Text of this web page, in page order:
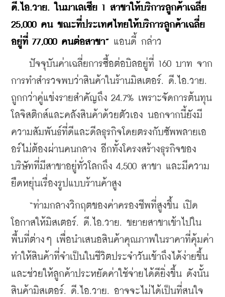
ดี.ไอ.วาย. ในมาเลเซีย 1 สาขาให้บริการลูกค้าเฉลี่ย
25,000 คน ขณะที่ประเทศไทยให้บริการลูกค้าเฉลี่ย
อยู่ที่ 77,000 คนต่อสาขา” แอนดี้ กล่าว
ปัจจุบันค่าเฉลี่ยการซื้อต่อบิลอยู่ที่ 160 บาท จาก
การทำสำรวจพบว่าสินค้าในร้านมิสเตอร์. ดี.ไอ.วาย.
ถูกกว่าคู่แข่งรายสำคัญถึง 24.7% เพราะจัดการต้นทุน
โลจิสติกส์และคลังสินค้าด้วยตัวเอง นอกจากนี้ยังมี
ความสัมพันธ์ที่ดีและดีลธุรกิจโดยตรงกับซัพพลายเอ
อร์ไม่ต้องผ่านคนกลาง อีกทั้งโครงสร้างธุรกิจของ
บริษัทที่มีสาขาอยู่ทั่วโลกถึง 4,500 สาขา และมีความ
ยืดหยุ่นเรื่องรูปแบบร้านค้าสูง
“ท่ามกลางวิกฤตของค่าครองชีพที่สูงขึ้น เปิด
โอกาสให้มิสเตอร์. ดี.ไอ.วาย. ขยายสาขาเข้าไปใน
พื้นที่ต่างๆ เพื่อนำเสนอสินค้าคุณภาพในราคาที่คุ้มค่า
ทำให้สินค้าที่จำเป็นในชีวิตประจำวันเข้าถึงได้ง่ายขึ้น
และช่วยให้ลูกค้าประหยัดค่าใช้จ่ายได้ดียิ่งขึ้น ดังนั้น
สินค้ามิสเตอร์. ดี.ไอ.วาย. อาจจะไม่ได้เป็นที่สนใจ